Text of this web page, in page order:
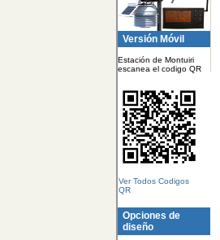
Versión Móvil
Estación de Montuiri
escanea el codigo QR
Ver Todos Codigos
QR
Opciones de
diseño